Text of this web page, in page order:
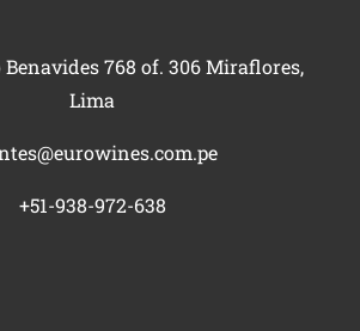
768 of. 306 Miraflores,
Lima
+51-938-972-638